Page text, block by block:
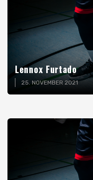
Lennox Furtado
25. NOVEMBER 2021